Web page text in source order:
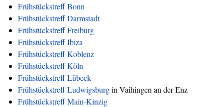
Frühstückstreff Bonn
Frühstückstreff Darmstadt
Frühstückstreff Freiburg
Frühstückstreff Ibiza
Frühstückstreff Koblenz
Frühstückstreff Köln
Frühstückstreff Lübeck
Frühstückstreff Ludwigsburgin Vaihingen an der Enz
Frühstückstreff Main-Kinzig